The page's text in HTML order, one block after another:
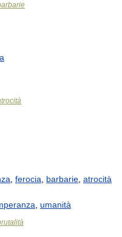
ferocia barbarie atrocità
umanità